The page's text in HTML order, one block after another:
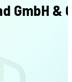
GmbH &